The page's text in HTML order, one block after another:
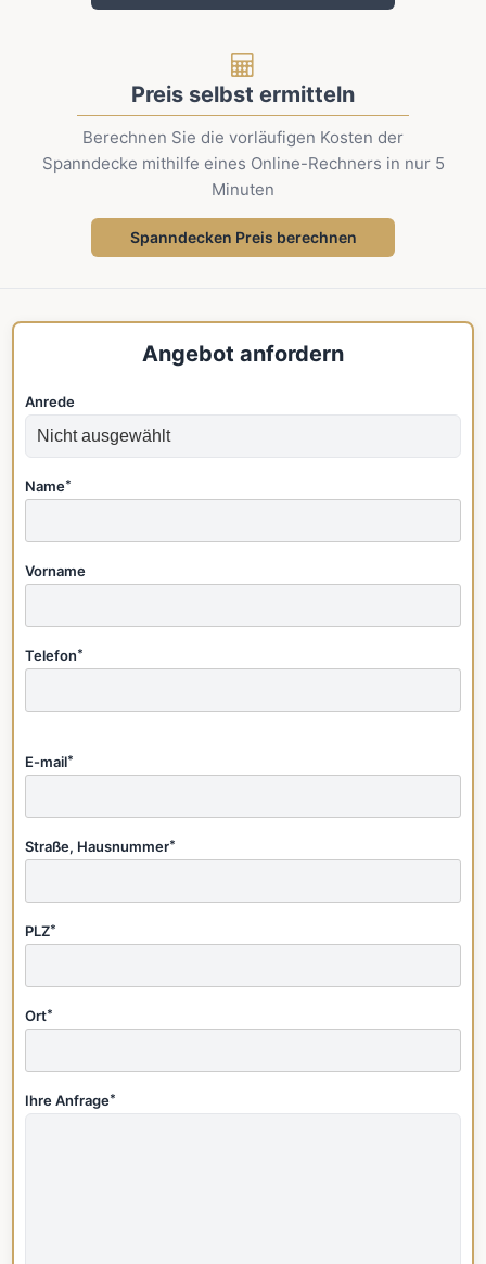
Preis selbst ermitteln
Berechnen Sie die vorläufigen Kosten der
Spanndecke mithilfe eines Online-Rechners in nur 5
Minuten
Spanndecken Preis berechnen
Angebot anfordern
Anrede
Name*
Vorname
Telefon*
E-mail*
Straße, Hausnummer*
PLZ*
Ort*
Ihre Anfrage*